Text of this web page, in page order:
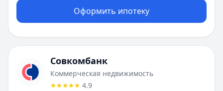
Оформить ипотеку
Совкомбанк
Коммерческая недвижимость
4.9